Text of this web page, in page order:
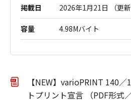
掲載日 2026年1月21日 （更新
容量 4.98Mバイト
【NEW】varioPRINT 140
トプリント宣言 （PDF形式